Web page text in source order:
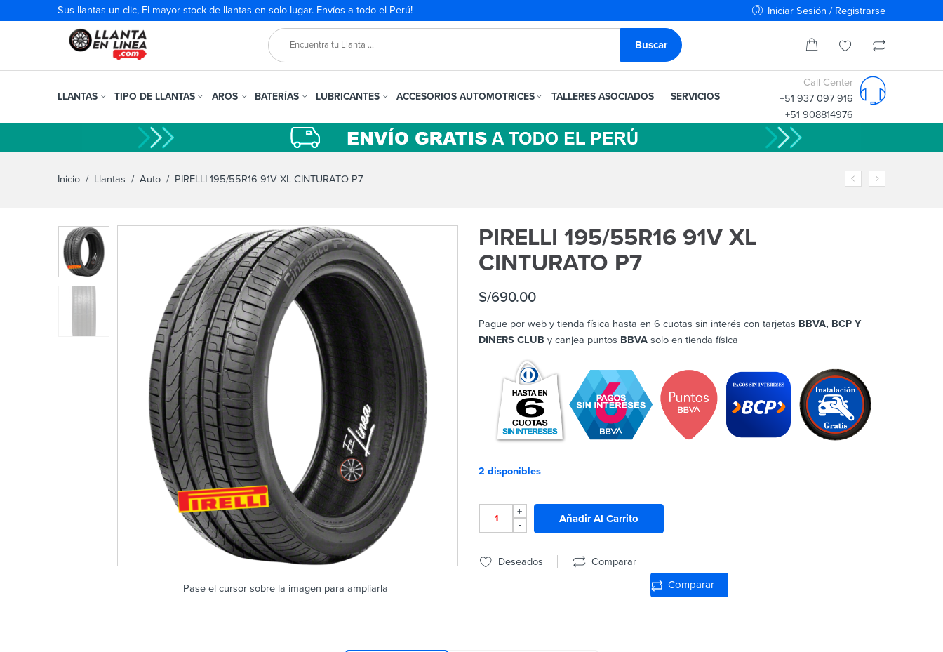
Sus llantas un clic, El mayor stock de llantas en solo lugar. Envíos a todo el Perú! Iniciar Sesión / Registrarse
LLANTAS TIPO DE LLANTAS AROS BATERÍAS LUBRICANTES ACCESORIOS AUTOMOTRICES TALLERES ASOCIADOS SERVICIOS
Call Center
+51 937 097 916
+51 908814976
Inicio / Llantas / Auto / PIRELLI 195/55R16 91V XL CINTURATO P7
Pase el cursor sobre la imagen para ampliarla
PIRELLI 195/55R16 91V XL
CINTURATO P7
S/690.00
Pague por web y tienda física hasta en 6 cuotas sin interés con tarjetas BBVA, BCP Y
DINERS CLUB y canjea puntos BBVA solo en tienda física
2 disponibles
+
-
Añadir Al Carrito
Deseados Comparar
Comparar